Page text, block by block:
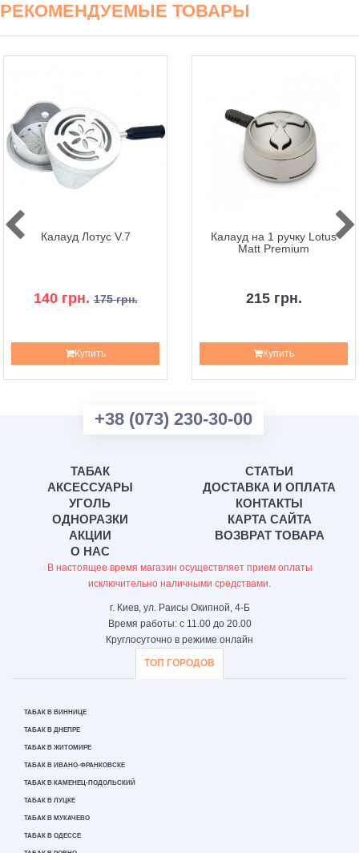
РЕКОМЕНДУЕМЫЕ ТОВАРЫ
Калауд Лотус V.7
140 грн. 175 грн.
Купить
Калауд на 1 ручку Lotus
Matt Premium
215 грн.
Купить
+38 (073) 230-30-00
ТАБАК
АКСЕССУАРЫ
УГОЛЬ
ОДНОРАЗКИ
АКЦИИ
О НАС
СТАТЬИ
ДОСТАВКА И ОПЛАТА
КОНТАКТЫ
КАРТА САЙТА
ВОЗВРАТ ТОВАРА
В настоящее время магазин осуществляет прием оплаты
исключительно наличными средствами.
г. Киев, ул. Раисы Окипной, 4-Б
Время работы: с 11.00 до 20.00
Круглосуточно в режиме онлайн
ТОП ГОРОДОВ
ТАБАК В ВИННИЦЕ
ТАБАК В ДНЕПРЕ
ТАБАК В ЖИТОМИРЕ
ТАБАК В ИВАНО-ФРАНКОВСКЕ
ТАБАК В КАМЕНЕЦ-ПОДОЛЬСКИЙ
ТАБАК В ЛУЦКЕ
ТАБАК В МУКАЧЕВО
ТАБАК В ОДЕССЕ